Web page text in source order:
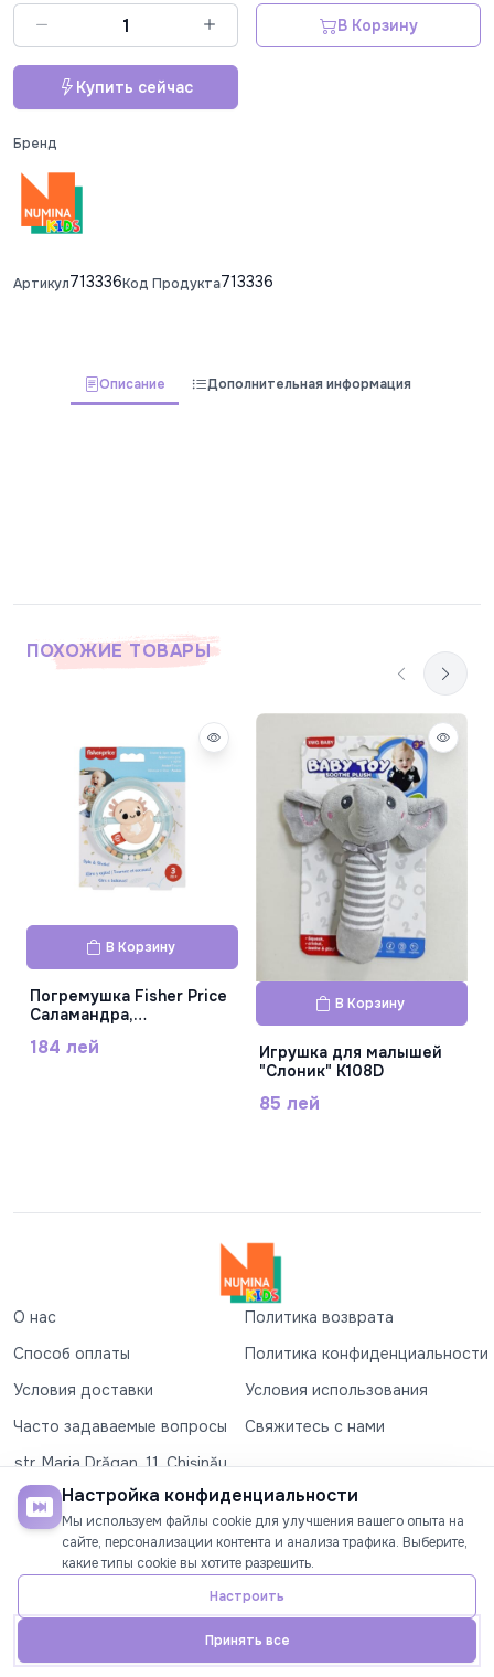
Телефон Аккаунт
В Корзину
Купить сейчас
Бренд
Артикул713336Код Продукта713336
Описание Дополнительная информация
ПОХОЖИЕ ТОВАРЫ
В Корзину
Погремушка Fisher Price
Саламандра,
184 лей
В Корзину
Игрушка для малышей
"Слоник" K108D
85 лей
О нас
Политика возврата
Способ оплаты
Политика конфиденциальности
Условия доставки
Условия использования
Часто задаваемые вопросы
Свяжитесь с нами
str. Maria Drăgan, 11, Chișinău
+37360327279
©2026Numina Kids. Все права защищены
СОЦИАЛЬНЫЕ СЕТИ
Настройка конфиденциальности
Мы используем файлы cookie для улучшения вашего опыта на
сайте, персонализации контента и анализа трафика. Выберите,
какие типы cookie вы хотите разрешить.
Настроить
Принять все